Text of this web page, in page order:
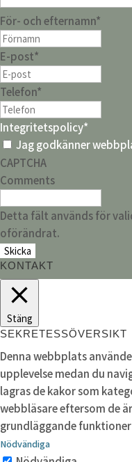
För- och efternamn*
E-post*
Telefon*
Integritetspolicy*
Jag godkänner
CAPTCHA
Comments
Detta fält används för
oförändrat.
KONTAKT
Stäng
SEKRETESSÖVERSIKT
Denna webbplats
upplevelse medan du
lagras de kakor som
webbläsare eftersom de
grundläggande funktioner
Nödvändiga